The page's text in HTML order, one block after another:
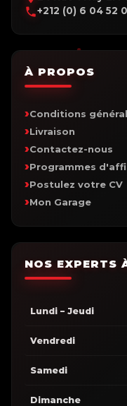
+212 (0) 6 04 52
À PROPOS
Conditions
Livraison
Contactez-nous
Programmes
Postulez votre CV
Mon Garage
NOS EXPERTS
Lundi – Jeudi
Vendredi
Samedi
Dimanche